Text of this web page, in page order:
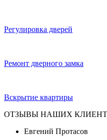
Регулировка дверей
Ремонт дверного замка
Вскрытие квартиры
ОТЗЫВЫ НАШИХ
Евгений Протасов